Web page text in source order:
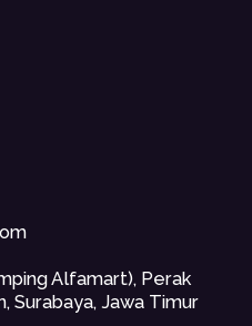
Alfamart), Perak
Surabaya, Jawa Timur